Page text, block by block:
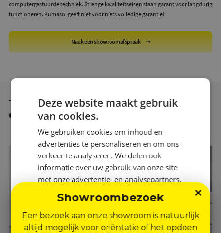
computergestuurde techniek. Strenge kwaliteitseisen staan garant voor langdurig
functioneren. Kumasol geeft niet voor niets volledige garantie!
Maak een showroomafspraak
Gekoppelde diensten
Deze website maakt gebruik
van cookies.
We gebruiken cookies om inhoud en
advertenties te personaliseren en om ons
verkeer te analyseren. We delen ook
informatie over uw gebruik van onze site
met onze advertentie- en analysepartners,
die deze kunnen combineren met andere
informatie die u aan hen heeft verstrekt of
die zij hebben verzameld door uw gebruik
van hun diensten. Privacybeleid
×
Showroombezoek
Een bezoek aan onze showroom is natuurlijk
altijd mogelijk voor oriëntatie of het opdoen